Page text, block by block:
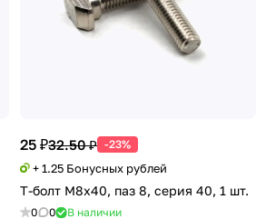
25 ₽32.50 ₽ -23%
+ 1.25 Бонусных рублей
Т-болт М8х40, паз 8, серия 40, 1 шт.
0 0 В наличии